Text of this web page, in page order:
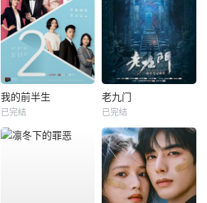
我的前半生
已完结
老九门
已完结